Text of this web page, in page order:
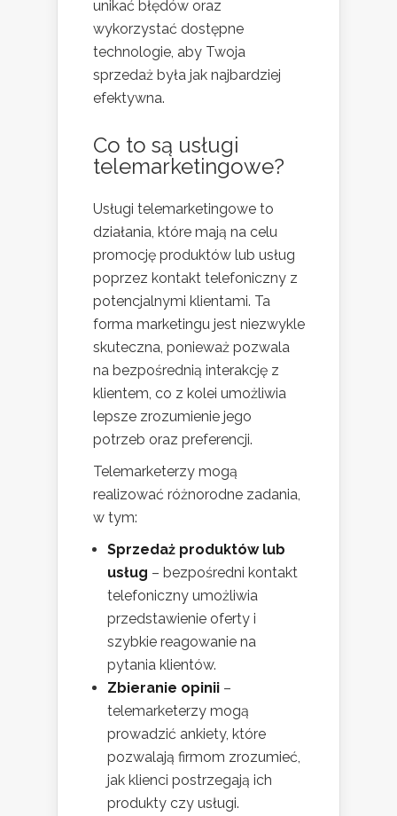
unikać błędów oraz
wykorzystać dostępne
technologie, aby Twoja
sprzedaż była jak najbardziej
efektywna.
Co to są usługi
telemarketingowe?
Usługi telemarketingowe to
działania, które mają na celu
promocję produktów lub usług
poprzez kontakt telefoniczny z
potencjalnymi klientami. Ta
forma marketingu jest niezwykle
skuteczna, ponieważ pozwala
na bezpośrednią interakcję z
klientem, co z kolei umożliwia
lepsze zrozumienie jego
potrzeb oraz preferencji.
Telemarketerzy mogą
realizować różnorodne zadania,
w tym:
Sprzedaż produktów lub
usług – bezpośredni kontakt
telefoniczny umożliwia
przedstawienie oferty i
szybkie reagowanie na
pytania klientów.
Zbieranie opinii –
telemarketerzy mogą
prowadzić ankiety, które
pozwalają firmom zrozumieć,
jak klienci postrzegają ich
produkty czy usługi.